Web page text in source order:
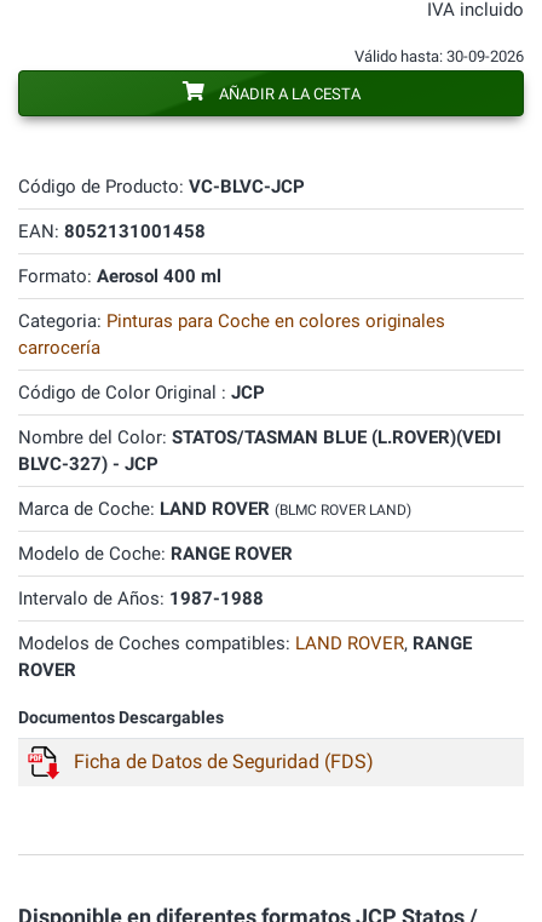
Código de Producto: VC-BLVC-JCP
EAN: 8052131001458
Formato: Aerosol 400 ml
Categoria: Pinturas para Coche en colores originales
carrocería
Código de Color Original : JCP
Nombre del Color: STATOS/TASMAN BLUE (L.ROVER)(VEDI
BLVC-327) - JCP
Marca de Coche: LAND ROVER (BLMC ROVER LAND)
Modelo de Coche: RANGE ROVER
Intervalo de Años: 1987-1988
Modelos de Coches compatibles: LAND ROVER, RANGE
ROVER
Documentos Descargables
Ficha de Datos de Seguridad (FDS)
IVA incluido
Válido hasta: 30-09-2026
AÑADIR A LA CESTA
Disponible en diferentes formatos JCP Statos /